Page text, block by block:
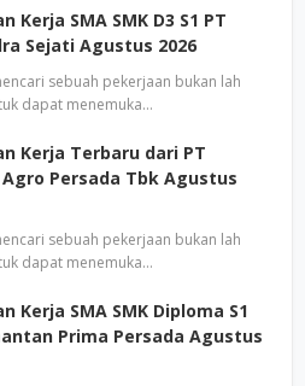
Kerja SMA SMK D3 S1 PT
Sejati Agustus 2026
sebuah pekerjaan bukan lah
dapat menemuka…
Kerja Terbaru dari PT
Persada Tbk Agustus
sebuah pekerjaan bukan lah
dapat menemuka…
Kerja SMA SMK Diploma S1
Prima Persada Agustus